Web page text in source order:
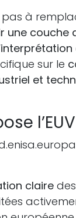
pas à
une couche
sur le
et
claire